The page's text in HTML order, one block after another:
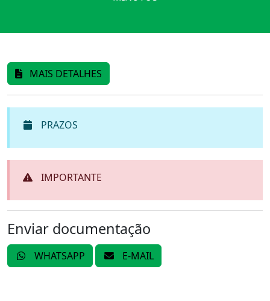
MAIS DETALHES
PRAZOS
IMPORTANTE
Enviar documentação
WHATSAPP E-MAIL